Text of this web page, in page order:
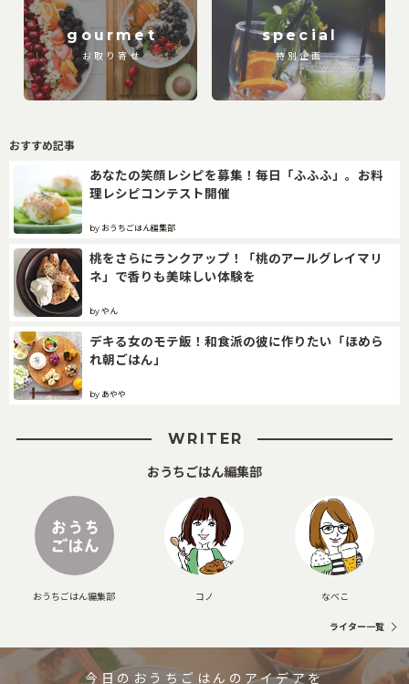
gourmet
お取り寄せ
special
特別企画
おすすめ記事
あなたの笑顔レシピを募集！毎日「ふふふ」。お料
理レシピコンテスト開催
by おうちごはん編集部
桃をさらにランクアップ！「桃のアールグレイマリ
ネ」で香りも美味しい体験を
by やん
デキる女のモテ飯！和食派の彼に作りたい「ほめら
れ朝ごはん」
by あやや
WRITER
おうちごはん編集部
おうちごはん編集部 コノ なべこ
ライター一覧
今日のおうちごはんのアイデアを